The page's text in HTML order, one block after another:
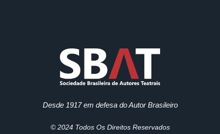
Desde 1917 em defesa do Autor Brasileiro
© 2024 Todos Os Direitos Reservados